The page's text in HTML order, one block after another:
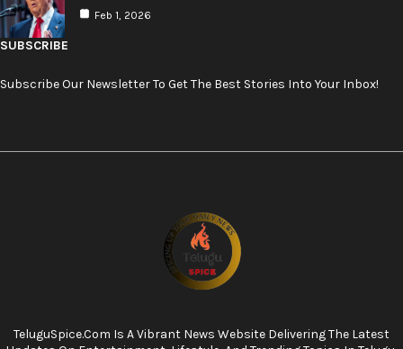
Feb 1, 2026
SUBSCRIBE
Subscribe Our Newsletter To Get The Best Stories Into Your Inbox!
TeluguSpice.com Is A Vibrant News Website Delivering The Latest